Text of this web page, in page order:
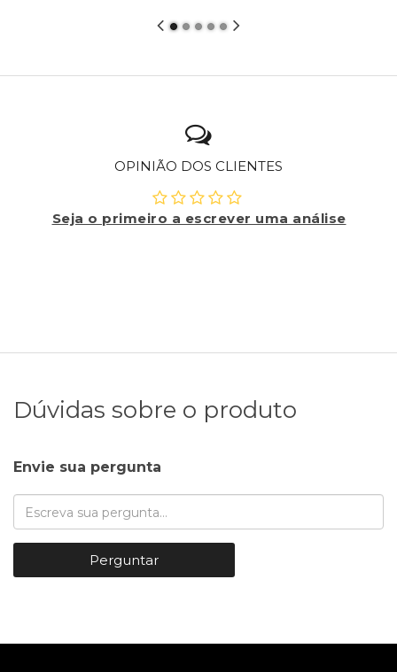
OPINIÃO DOS CLIENTES
Seja o primeiro a escrever uma análise
Dúvidas sobre o produto
Envie sua pergunta
Perguntar